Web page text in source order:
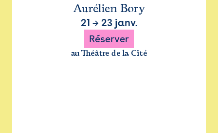
Aurélien Bory
21 → 23 janv.
Réserver
au Théâtre de la Cité